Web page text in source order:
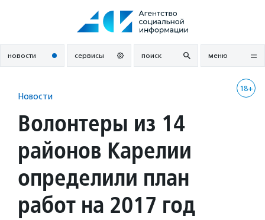
новости сервисы поиск меню
18+
Новости
Волонтеры из 14
районов Карелии
определили план
работ на 2017 год